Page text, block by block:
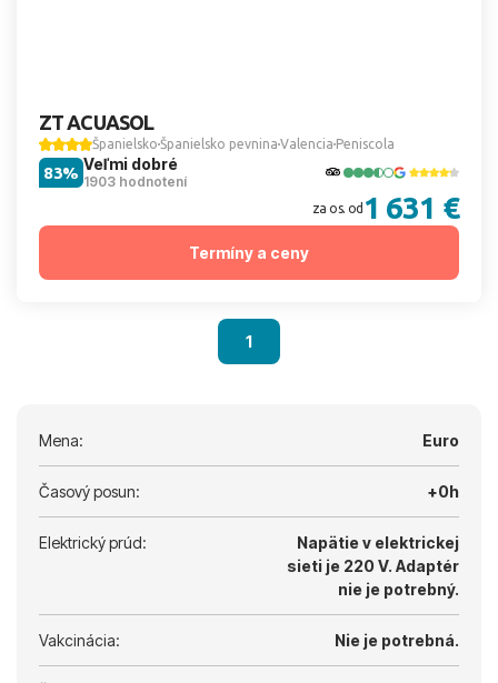
ZT ACUASOL
Španielsko Španielsko pevnina Valencia Peniscola
Veľmi dobré
1903 hodnotení
83%
za os. od 1 631 €
Termíny a ceny
1
Mena: Euro
Časový posun: +0h
Elektrický prúd:
Napätie v elektrickej
sieti je 220 V. Adaptér
nie je potrebný.
Vakcinácia: Nie je potrebná.